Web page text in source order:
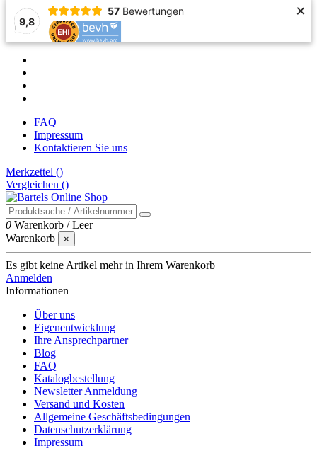
9,8
57 Bewertungen ×
FAQ
Impressum
Kontaktieren Sie uns
Merkzettel ()
Vergleichen ()
0 Warenkorb /Leer
Warenkorb
×
Es gibt keine Artikel mehr in Ihrem Warenkorb
Anmelden
Informationen
Über uns
Eigenentwicklung
Ihre Ansprechpartner
Blog
FAQ
Katalogbestellung
Newsletter Anmeldung
Versand und Kosten
Allgemeine Geschäftsbedingungen
Datenschutzerklärung
Impressum